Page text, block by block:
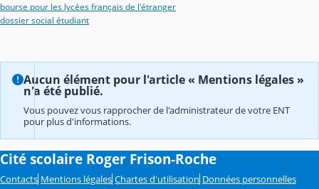
bourse pour les lycées français de l'étranger
dossier social étudiant
Aucun élément pour l'article « Mentions légales »
n'a été publié.
Vous pouvez vous rapprocher de l'administrateur de votre ENT
pour plus d'informations.
Cité scolaire Roger Frison-Roche
Contacts Mentions légales Chartes d'utilisation Données personnelles